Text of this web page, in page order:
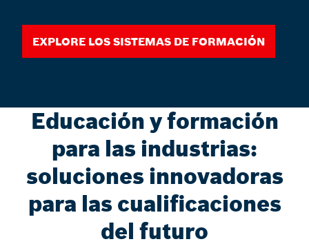
Explore los sistemas de formación
Educación y formación
para las industrias:
soluciones innovadoras
para las cualificaciones
del futuro